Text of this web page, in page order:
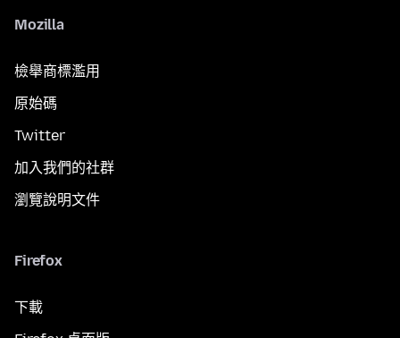
Mozilla
檢舉商標濫用
原始碼
Twitter
加入我們的社群
瀏覽說明文件
Firefox
下載